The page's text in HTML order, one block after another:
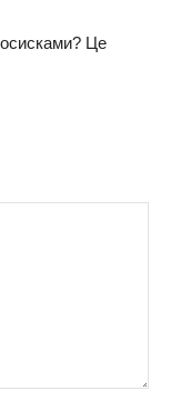
Це